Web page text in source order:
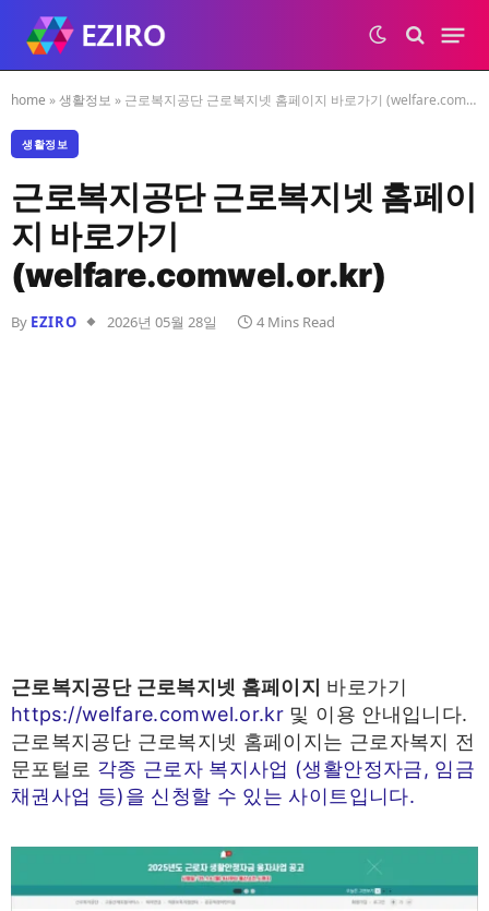
home »생활정보 » 근로복지공단 근로복지넷 홈페이지 바로가기 (welfare.comwel.or.kr)
생활정보
근로복지공단 근로복지넷 홈페이
지 바로가기
(welfare.comwel.or.kr)
By EZIRO 2026년 05월 28일 4 Mins Read
근로복지공단 근로복지넷 홈페이지 바로가기
https://welfare.comwel.or.kr 및 이용 안내입니다.
근로복지공단 근로복지넷 홈페이지는 근로자복지 전
문포털로 각종 근로자 복지사업 (생활안정자금, 임금
채권사업 등)을 신청할 수 있는 사이트입니다.